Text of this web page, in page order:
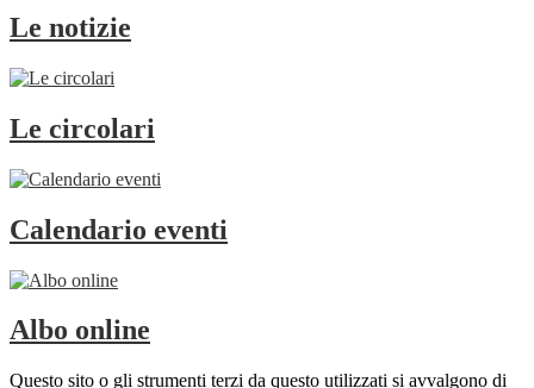
Le notizie
Le circolari
Calendario eventi
Albo online
Questo sito o gli strumenti terzi da questo utilizzati si avvalgono di